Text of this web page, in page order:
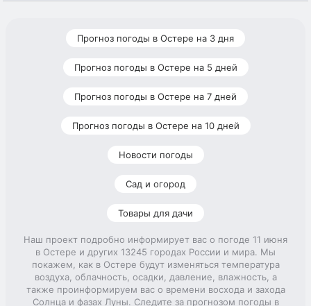
Прогноз погоды в Остере на 3 дня
Прогноз погоды в Остере на 5 дней
Прогноз погоды в Остере на 7 дней
Прогноз погоды в Остере на 10 дней
Новости погоды
Сад и огород
Товары для дачи
Наш проект подробно информирует вас о погоде 11 июня
в Остере и других 13245 городах России и мира. Мы
покажем, как в Остере будут изменяться температура
воздуха, облачность, осадки, давление, влажность, а
также проинформируем вас о времени восхода и захода
Солнца и фазах Луны. Следите за прогнозом погоды в